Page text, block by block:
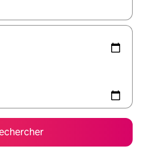
utilisez les flèches vers le